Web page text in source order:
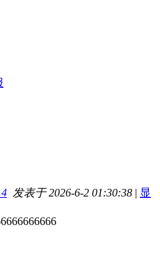
发表于 2026-6-2 01:30:38 | 显